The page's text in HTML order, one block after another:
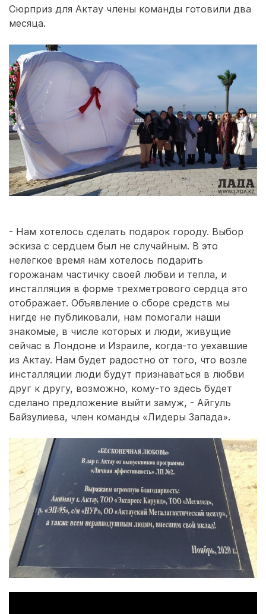
Сюрприз для Актау члены команды готовили два
месяца.
- Нам хотелось сделать подарок городу. Выбор
эскиза с сердцем был не случайным. В это
нелегкое время нам хотелось подарить
горожанам частичку своей любви и тепла, и
инсталляция в форме трехметрового сердца это
отображает. Объявление о сборе средств мы
нигде не публиковали, нам помогали наши
знакомые, в числе которых и люди, живущие
сейчас в Лондоне и Израиле, когда-то уехавшие
из Актау. Нам будет радостно от того, что возле
инсталляции люди будут признаваться в любви
друг к другу, возможно, кому-то здесь будет
сделано предложение выйти замуж, - Айгуль
Байзулиева, член команды «Лидеры Запада».